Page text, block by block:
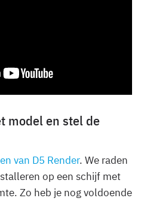
model en stel de
van D5 Render. We raden
op een schijf met
Zo heb je nog voldoende